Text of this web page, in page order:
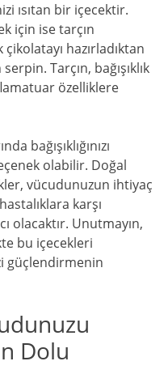
ısıtan bir içecektir.
için ise tarçın
hazırladıktan
Tarçın, bağışıklık
özelliklere
bağışıklığınızı
olabilir. Doğal
vücudunuzun ihtiyaç
karşı
olacaktır. Unutmayın,
bu içecekleri
güçlendirmenin
Dolu